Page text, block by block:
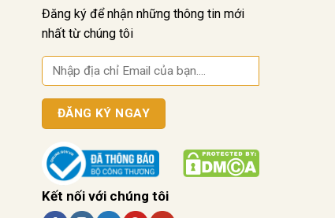
Đăng ký để nhận những thông tin mới
nhất từ chúng tôi
Kết nối với chúng tôi